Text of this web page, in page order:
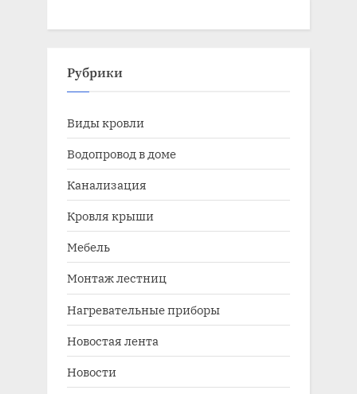
Рубрики
Виды кровли
Водопровод в доме
Канализация
Кровля крыши
Мебель
Монтаж лестниц
Нагревательные приборы
Новостая лента
Новости